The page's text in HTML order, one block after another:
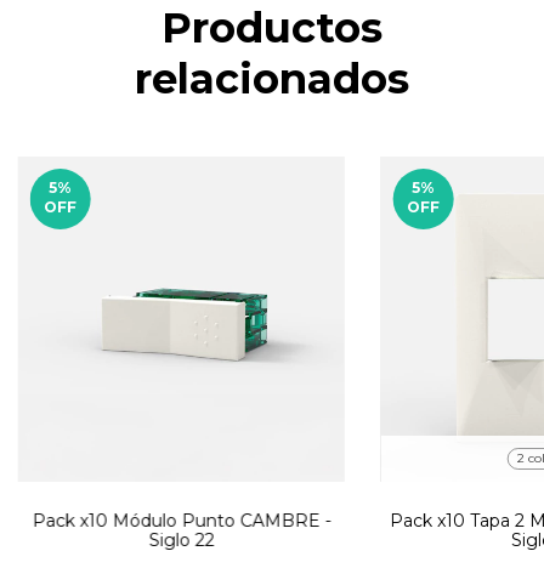
Productos
relacionados
5%
OFF
Pack x10 Módulo Punto CAMBRE -
Siglo 22
5%
OFF
2
Pack x10 Tapa 2